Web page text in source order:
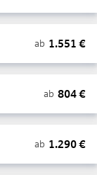
ab 1.551 €
ab 804€
ab 1.290€